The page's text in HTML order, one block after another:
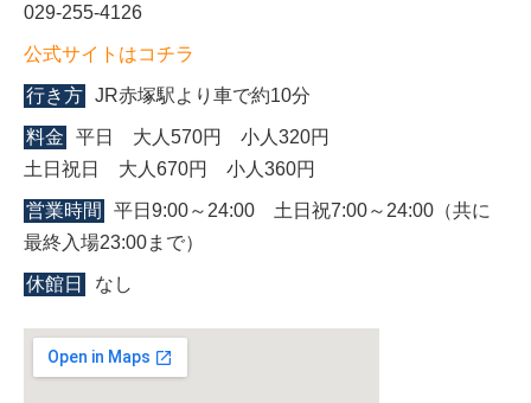
029-255-4126
公式サイトはコチラ
行き方 JR赤塚駅より車で約10分
料金
平日 大人570円 小人320円
土日祝日 大人670円 小人360円
営業時間
平日9:00～24:00 土日祝7:00～24:00（共に
最終入場23:00まで）
休館日 なし